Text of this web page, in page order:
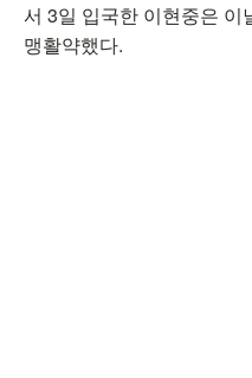
서 3일 입국한 이현중은
맹활약했다.